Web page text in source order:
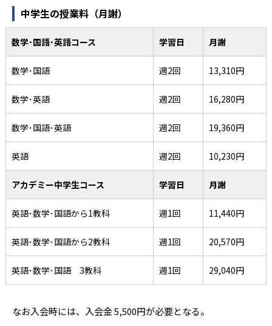
中学生の授業料（月謝）
数学･国語･英語コース 学習日 月謝
数学･国語 週2回 13,310円
数学･英語 週2回 16,280円
数学･国語･英語 週2回 19,360円
英語 週2回 10,230円
アカデミー中学生コース 学習日 月謝
英語･数学･国語から1教科 週1回 11,440円
英語･数学･国語から2教科 週1回 20,570円
英語･数学･国語 3教科 週1回 29,040円
なお入会時には、入会金 5,500円が必要となる。